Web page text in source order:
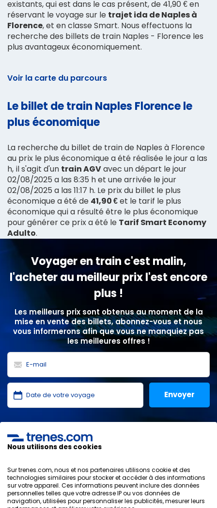
existants, qui est dans le cas présent, de 41,90 € en
réservant le voyage sur le trajet ida de Naples à
Florence, et en classe Smart. Nous effectuons la
recherche des billets de train Naples - Florence les
plus avantageux économiquement.
Voir la carte du parcours
Le billet de train Naples Florence le
plus économique
La recherche du billet de train de Naples à Florence
au prix le plus économique a été réalisée le jour a las
h, il s'agit d'un train AGVavec un départ le jour
02/08/2025 a las 8:35 h et une arrivée le jour
02/08/2025 a las 11:17 h. Le prix du billet le plus
économique a été de 41,90 €et le tarif le plus
économique qui a résulté être le plus économique
pour générer ce prix a été le Tarif Smart Economy
Adulto.
Voyager en train c'est malin,
l'acheter au meilleur prix l'est encore
plus !
Les meilleurs prix sont obtenus au moment de la
mise en vente des billets, abonnez-vous et nous
vous informerons afin que vous ne manquiez pas
les meilleures offres !
protection des données
ONLINE TRAVEL SOLUTIONS.
Politique de confidentialité
Conditions générales
Nous utilisons des cookies
Sur trenes.com, nous et nos partenaires utilisons cookie et des
technologies similaires pour stocker et accéder à des informations
sur votre appareil. Ces informations peuvent inclure des données
personnelles telles que votre adresse IP ou vos données de
navigation, utilisées pour personnaliser les publicités, mesurer leurs